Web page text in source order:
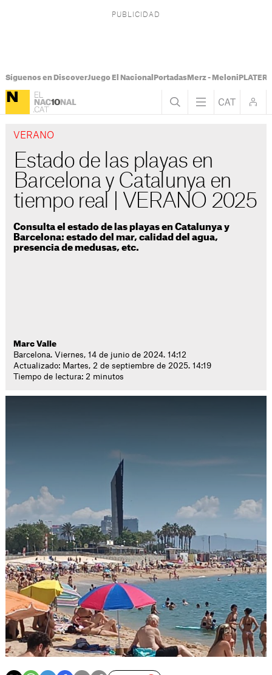
Síguenos en DiscoverJuego El Nacional PortadasMerz - Meloni
VERANO
Estado de las playas en
Barcelona y Catalunya en
tiempo real | VERANO 2025
Consulta el estado de las playas en Catalunya y
Barcelona: estado del mar, calidad del agua,
presencia de medusas, etc.
Marc Valle
Barcelona. Viernes, 14 de junio de 2024. 14:12
Actualizado: Martes, 2 de septiembre de 2025. 14:19
Tiempo de lectura: 2 minutos